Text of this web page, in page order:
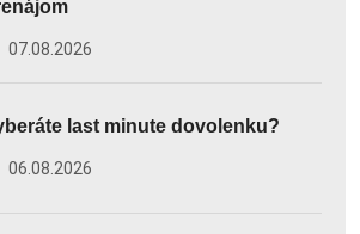
07.08.2026
last minute dovolenku?
06.08.2026